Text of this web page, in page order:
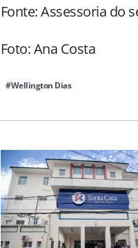
Fonte: Assessoria do
Foto: Ana Costa
#Wellington Dias